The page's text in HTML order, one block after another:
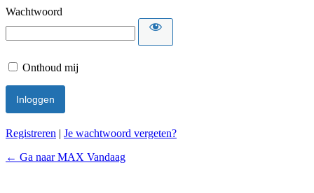
Wachtwoord
Onthoud mij
Registreren | Je wachtwoord vergeten?
← Ga naar MAX Vandaag